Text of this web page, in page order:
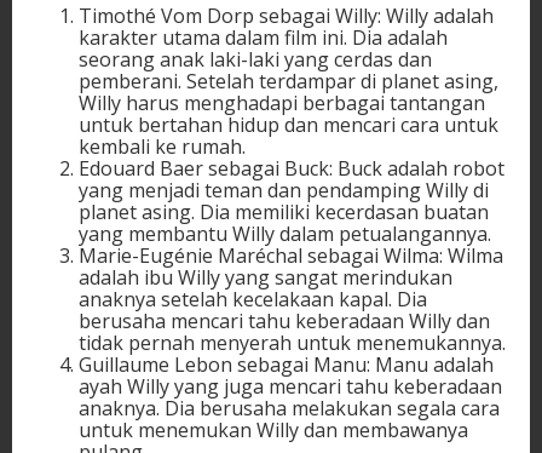
Timothé Vom Dorp sebagai Willy: Willy adalah
karakter utama dalam film ini. Dia adalah
seorang anak laki-laki yang cerdas dan
pemberani. Setelah terdampar di planet asing,
Willy harus menghadapi berbagai tantangan
untuk bertahan hidup dan mencari cara untuk
kembali ke rumah.
Edouard Baer sebagai Buck: Buck adalah robot
yang menjadi teman dan pendamping Willy di
planet asing. Dia memiliki kecerdasan buatan
yang membantu Willy dalam petualangannya.
Marie-Eugénie Maréchal sebagai Wilma: Wilma
adalah ibu Willy yang sangat merindukan
anaknya setelah kecelakaan kapal. Dia
berusaha mencari tahu keberadaan Willy dan
tidak pernah menyerah untuk menemukannya.
Guillaume Lebon sebagai Manu: Manu adalah
ayah Willy yang juga mencari tahu keberadaan
anaknya. Dia berusaha melakukan segala cara
untuk menemukan Willy dan membawanya